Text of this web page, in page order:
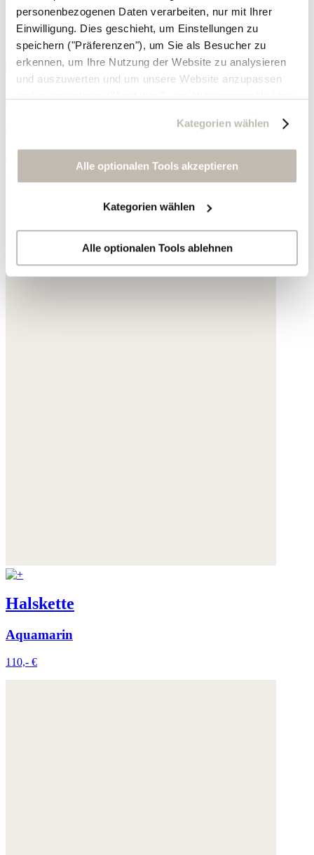
personenbezogenen Daten verarbeiten, nur mit Ihrer
Einwilligung. Dies geschieht, um Einstellungen zu
speichern ("Präferenzen"), um Sie als Besucher zu
erkennen, um Ihre Nutzung der Website zu analysieren
und auszuwerten und um unsere Website anzupassen
zu erstellen, um personalisierte Werbung auszuliefern,
Sie erneut mit Werbung anzusprechen sowie um unsere
Werbekampagnen auszuwerten ("Marketing").
Ihre Daten werden mit Dienstanbietern geteilt, die wir in
der Datenschutzerklärung genauer auflisten oder wenn
Sie auf "Kategorien wählen" klicken.
Indem Sie auf "Alle optionalen Tools akzeptieren" klicken,
Kategorien wählen
Alle optionalen Tools akzeptieren
Kategorien wählen
Alle optionalen Tools ablehnen
Perlenkette
Halskette
Aquamarin
110,- €